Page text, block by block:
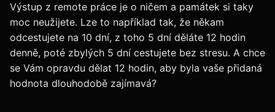
Výstup z remote práce je o ničem a památek si taky
moc neužijete. Lze to například tak, že někam
odcestujete na 10 dní, z toho 5 dní děláte 12 hodin
denně, poté zbylých 5 dní cestujete bez stresu. A chce
se Vám opravdu dělat 12 hodin, aby byla vaše přidaná
hodnota dlouhodobě zajímavá?